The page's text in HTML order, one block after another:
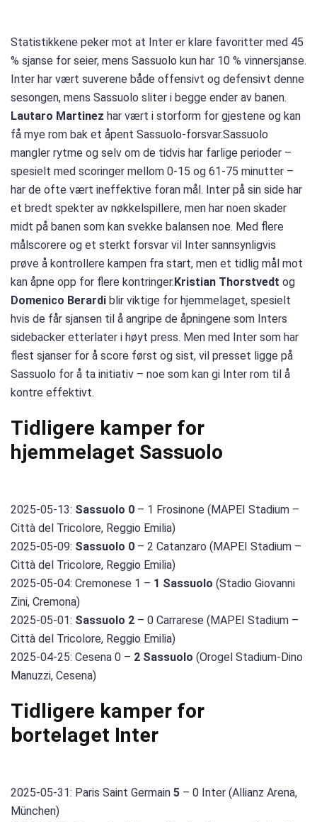
Statistikkene peker mot at Inter er klare favoritter med 45
% sjanse for seier, mens Sassuolo kun har 10 % vinnersjanse.
Inter har vært suverene både offensivt og defensivt denne
sesongen, mens Sassuolo sliter i begge ender av banen.
Lautaro Martinez har vært i storform for gjestene og kan
få mye rom bak et åpent Sassuolo-forsvar.Sassuolo
mangler rytme og selv om de tidvis har farlige perioder –
spesielt med scoringer mellom 0-15 og 61-75 minutter –
har de ofte vært ineffektive foran mål. Inter på sin side har
et bredt spekter av nøkkelspillere, men har noen skader
midt på banen som kan svekke balansen noe. Med flere
målscorere og et sterkt forsvar vil Inter sannsynligvis
prøve å kontrollere kampen fra start, men et tidlig mål mot
kan åpne opp for flere kontringer.Kristian Thorstvedt og
Domenico Berardi blir viktige for hjemmelaget, spesielt
hvis de får sjansen til å angripe de åpningene som Inters
sidebacker etterlater i høyt press. Men med Inter som har
flest sjanser for å score først og sist, vil presset ligge på
Sassuolo for å ta initiativ – noe som kan gi Inter rom til å
kontre effektivt.
Tidligere kamper for
hjemmelaget Sassuolo
2025-05-13: Sassuolo 0 – 1 Frosinone (MAPEI Stadium –
Città del Tricolore, Reggio Emilia)
2025-05-09: Sassuolo 0 – 2 Catanzaro (MAPEI Stadium –
Città del Tricolore, Reggio Emilia)
2025-05-04: Cremonese 1 – 1 Sassuolo (Stadio Giovanni
Zini, Cremona)
2025-05-01: Sassuolo 2 – 0 Carrarese (MAPEI Stadium –
Città del Tricolore, Reggio Emilia)
2025-04-25: Cesena 0 – 2 Sassuolo (Orogel Stadium-Dino
Manuzzi, Cesena)
Tidligere kamper for
bortelaget Inter
2025-05-31: Paris Saint Germain 5 – 0 Inter (Allianz Arena,
München)